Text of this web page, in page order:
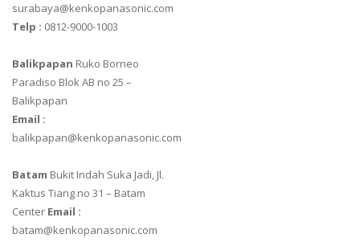
surabaya@kenkopanasonic.com
Telp : 0812-9000-1003
Balikpapan Ruko Borneo
Paradiso Blok AB no 25 –
Balikpapan
Email :
balikpapan@kenkopanasonic.com
Batam Bukit Indah Suka Jadi, Jl.
Kaktus Tiang no 31 – Batam
Center Email :
batam@kenkopanasonic.com